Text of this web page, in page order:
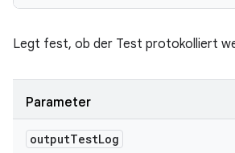
Legt fest, ob der Test protokolliert
Parameter
outputTestLog